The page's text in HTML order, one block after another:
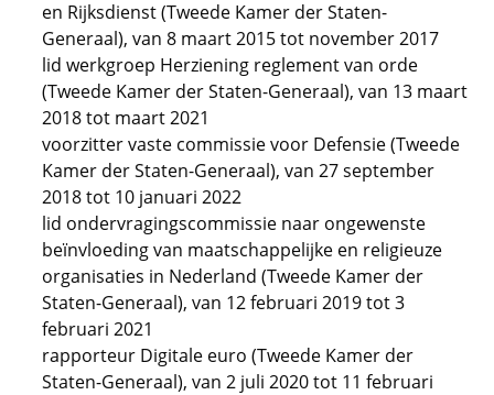
en Rijksdienst (Tweede Kamer der Staten-
Generaal), van 8 maart 2015 tot november 2017
lid werkgroep Herziening reglement van orde
(Tweede Kamer der Staten-Generaal), van 13 maart
2018 tot maart 2021
voorzitter vaste commissie voor Defensie (Tweede
Kamer der Staten-Generaal), van 27 september
2018 tot 10 januari 2022
lid ondervragingscommissie naar ongewenste
beïnvloeding van maatschappelijke en religieuze
organisaties in Nederland (Tweede Kamer der
Staten-Generaal), van 12 februari 2019 tot 3
februari 2021
rapporteur Digitale euro (Tweede Kamer der
Staten-Generaal), van 2 juli 2020 tot 11 februari